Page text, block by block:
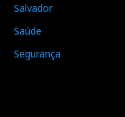
Salvador
Saúde
Segurança